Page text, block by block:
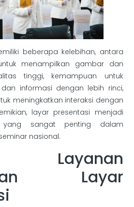
beberapa kelebihan, antara
menampilkan gambar dan
tinggi, kemampuan untuk
informasi dengan lebih rinci,
meningkatkan interaksi dengan
layar presentasi menjadi
sangat penting dalam
nasional.
Layanan
Layar